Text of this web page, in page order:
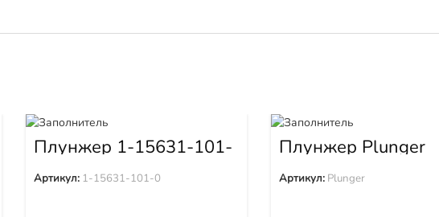
Плунжер 1-15631-101-
Артикул: 1-15631-101-0
Плунжер Plunger
Артикул: Plunger